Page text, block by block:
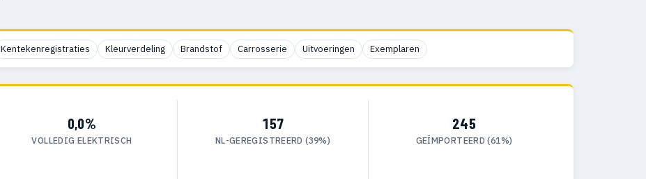
Kentekenregistraties Kleurverdeling Brandstof Carrosserie Uitvoeringen Exemplaren
0,0%
VOLLEDIG ELEKTRISCH
157
NL-GEREGISTREERD (39%)
245
GEÏMPORTEERD (61%)